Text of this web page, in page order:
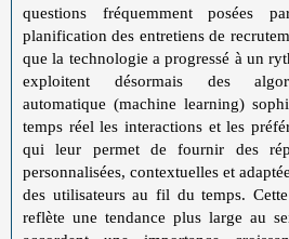
questions fréquemment posées
planification des entretiens de
que la technologie a progressé à un
exploitent désormais des
automatique (machine learning)
temps réel les interactions et les
qui leur permet de fournir des
personnalisées, contextuelles et
des utilisateurs au fil du temps.
reflète une tendance plus large au